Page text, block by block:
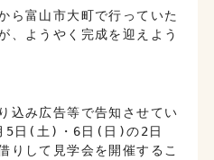
ら富山市大町で行っていた
、ようやく完成を迎えよう
込み広告等で告知させてい
5日(土)・6日(日)の2日
りして見学会を開催するこ